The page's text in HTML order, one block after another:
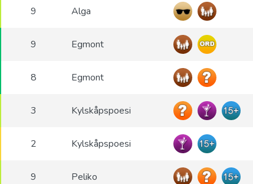
9 Alga
9 Egmont
8 Egmont
3 Kylskåpspoesi
2 Kylskåpspoesi
9 Peliko